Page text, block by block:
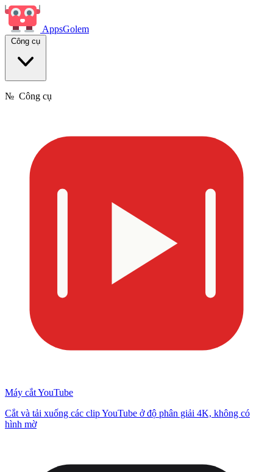
AppsGolem
Công cụ
№ Công cụ
Máy cắt YouTube
Cắt và tải xuống các clip YouTube ở độ phân giải 4K, không có
hình mờ